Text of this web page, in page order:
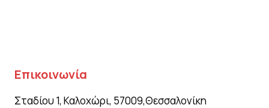
Επικοινωνία
Σταδίου 1, Καλοχώρι, 57009,Θεσσαλονίκη